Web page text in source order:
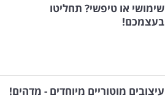
שימושי או טיפשי? תחליטו
בעצמכם!
עיצובים מוטוריים מיוחדים - מדהים!